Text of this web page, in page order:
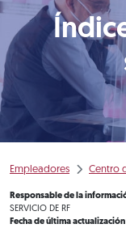
Empleadores Centro
Responsable de la
SERVICIO DE RF
Fecha de última